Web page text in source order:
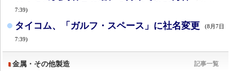
7:39)
タイコム、「ガルフ・スペース」に社名変更 (8月7日
7:39)
金属・その他製造 記事一覧